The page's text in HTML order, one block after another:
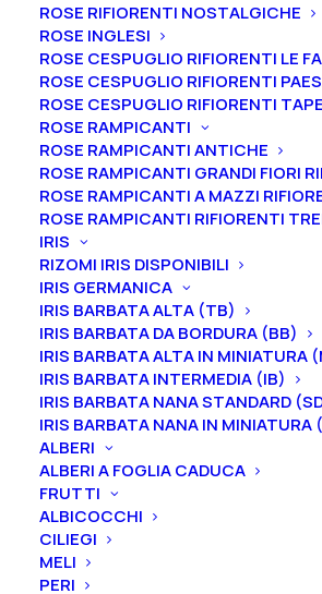
ROSE RIFIORENTI NOSTALGICHE
ROSE INGLESI
ROSE CESPUGLIO RIFIORENTI LE
ROSE CESPUGLIO RIFIORENTI
ROSE CESPUGLIO RIFIORENTI
ROSE RAMPICANTI
ROSE RAMPICANTI ANTICHE
ROSE RAMPICANTI GRANDI FIORI
ROSE RAMPICANTI A MAZZI
ROSE RAMPICANTI RIFIORENTI
IRIS
RIZOMI IRIS DISPONIBILI
IRIS GERMANICA
IRIS BARBATA ALTA (TB)
IRIS BARBATA DA BORDURA (BB)
IRIS BARBATA ALTA IN MINIATURA
IRIS BARBATA INTERMEDIA (IB)
IRIS BARBATA NANA STANDARD
IRIS BARBATA NANA IN MINIATURA
ALBERI
ALBERI A FOGLIA CADUCA
FRUTTI
ALBICOCCHI
CILIEGI
MELI
PERI
Peonia itoh
Constable”
150,00€
La peonia “Caroline Constable” è un
intersezionale (Itoh) dal fiore doppio
cm di un colore che vadal rosa
con una macchia basale scura al
fioritura tardiva.Inoltre la peonia
ha un leggero profumo.
Ti ricordiamo che le nostre peonie
vendute in vaso, con un apparato
affrancato e differente in base alla
pianta.
2-3 gemme equivale ad un vaso 16/
3-5 gemme equivale ad un vaso 22/